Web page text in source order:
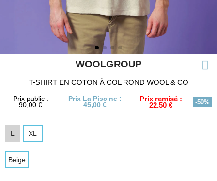
WOOLGROUP
T-SHIRT EN COTON À COL ROND WOOL & CO
Prix public :
90,00 €
Prix La Piscine :
45,00 €
Prix remisé :
22,50 € -50%
L XL
Beige